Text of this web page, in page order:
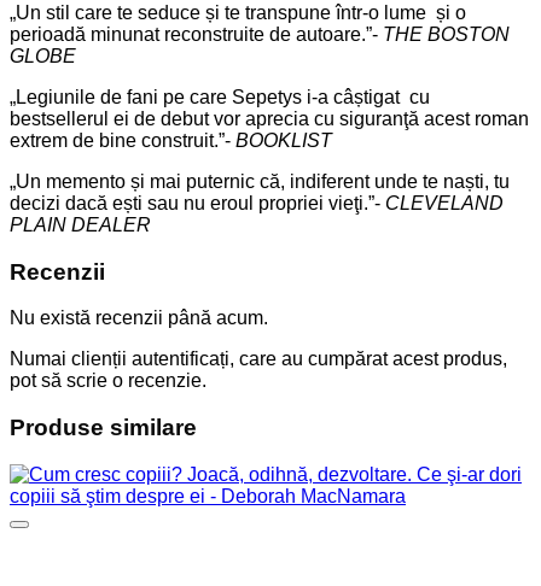
„Un stil care te seduce și te transpune într-o lume și o
perioadă minunat reconstruite de autoare.”- THE BOSTON
GLOBE
„Legiunile de fani pe care Sepetys i-a câștigat cu
bestsellerul ei de debut vor aprecia cu siguranţă acest roman
extrem de bine construit.”- BOOKLIST
„Un memento și mai puternic că, indiferent unde te naști, tu
decizi dacă ești sau nu eroul propriei vieţi.”- CLEVELAND
PLAIN DEALER
Recenzii
Nu există recenzii până acum.
Numai clienții autentificați, care au cumpărat acest produs,
pot să scrie o recenzie.
Produse similare